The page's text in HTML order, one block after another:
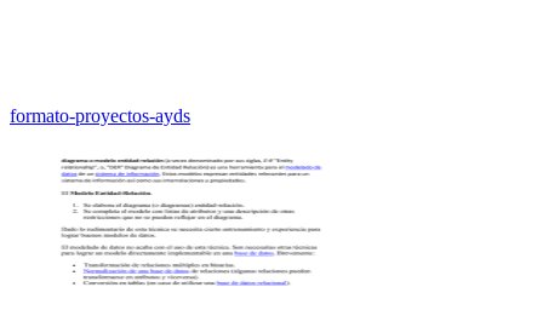
formato-proyectos-ayds